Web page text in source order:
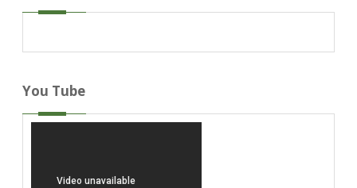
You Tube